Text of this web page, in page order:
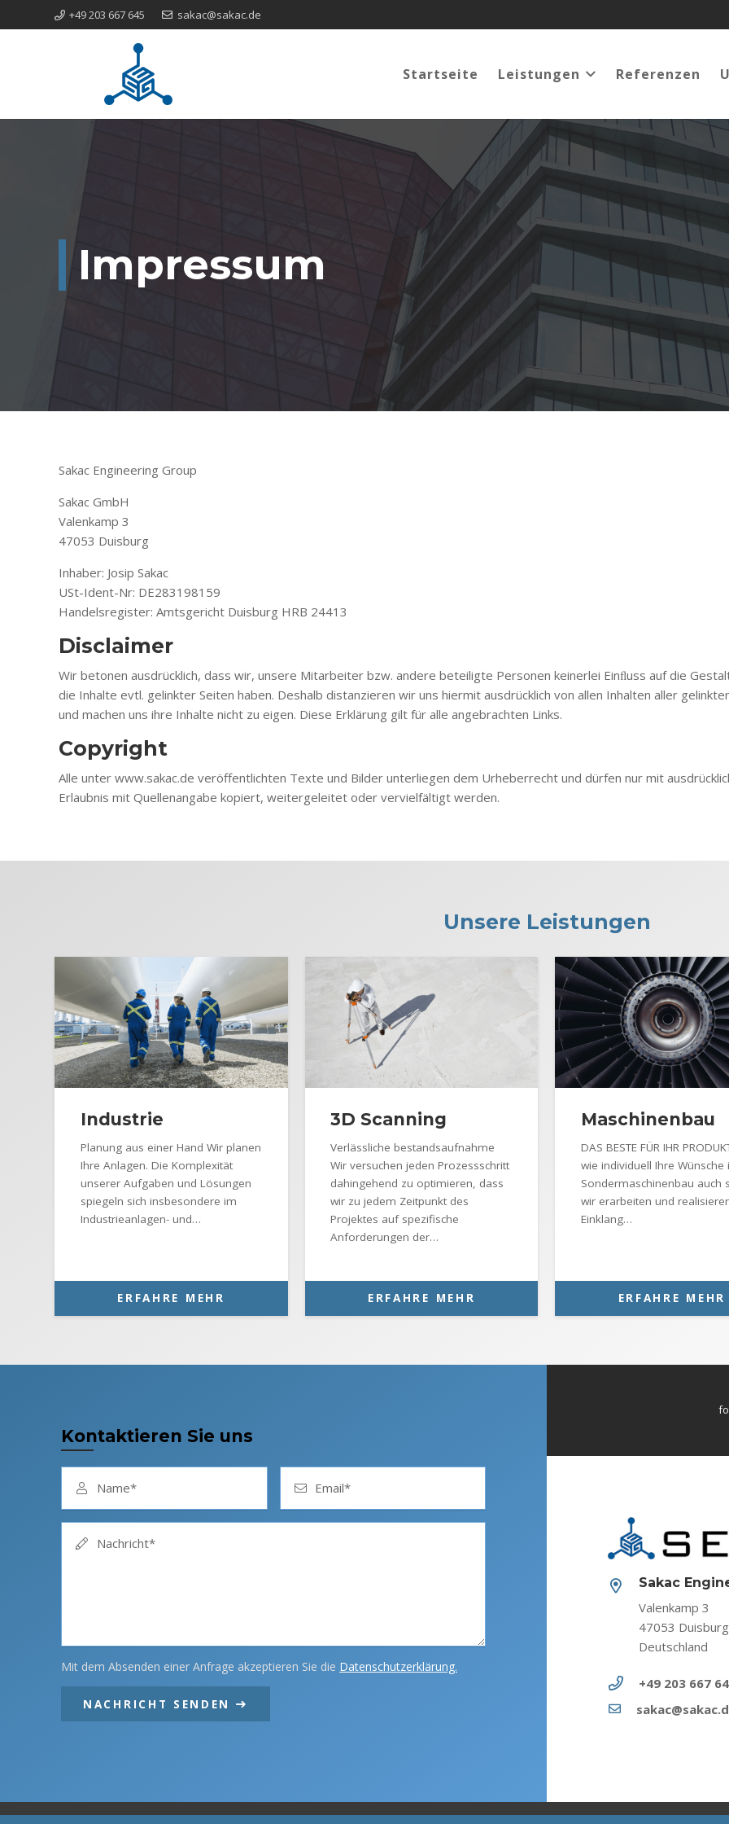
+49 203 667 645 sakac@sakac.de
Startseite Leistungen Referenzen
Impressum
Sakac Engineering Group
Sakac GmbH
Valenkamp 3
47053 Duisburg
Inhaber: Josip Sakac
USt-Ident-Nr: DE283198159
Handelsregister: Amtsgericht Duisburg HRB 24413
Disclaimer
Wir betonen ausdrücklich, dass wir, unsere Mitarbeiter bzw. andere beteiligte Personen keinerlei Einﬂuss auf die
die Inhalte evtl. gelinkter Seiten haben. Deshalb distanzieren wir uns hiermit ausdrücklich von allen Inhalten aller
und machen uns ihre Inhalte nicht zu eigen. Diese Erklärung gilt für alle angebrachten Links.
Copyright
Alle unter www.sakac.de veröffentlichten Texte und Bilder unterliegen dem Urheberrecht und dürfen nur mit
Erlaubnis mit Quellenangabe kopiert, weitergeleitet oder vervielfältigt werden.
Unsere Leistungen
Industrie
Planung aus einer Hand Wir planen
Ihre Anlagen. Die Komplexität
unserer Aufgaben und Lösungen
spiegeln sich insbesondere im
Industrieanlagen- und…
ERFAHRE MEHR
3D Scanning
Verlässliche bestandsaufnahme
Wir versuchen jeden Prozessschritt
dahingehend zu optimieren, dass
wir zu jedem Zeitpunkt des
Projektes auf spezifische
Anforderungen der…
ERFAHRE MEHR
Maschinenbau
DAS BESTE FÜR IHR
wie individuell Ihre Wünsche
Sondermaschinenbau auch
wir erarbeiten und
Einklang…
ERFAHRE MEHR
Kontaktieren Sie uns
Name* Email*
Nachricht*
Mit dem Absenden einer Anfrage akzeptieren Sie die Datenschutzerklärung.
NACHRICHT SENDEN
Sakac
Valenkamp 3
47053 Duisburg
Deutschland
+49 203 667